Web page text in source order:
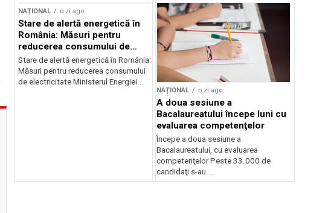
NAȚIONAL o zi ago
Stare de alertă energetică în
România: Măsuri pentru
reducerea consumului de
electricitate
Stare de alertă energetică în România:
Măsuri pentru reducerea consumului
de electricitate Ministerul Energiei...
NAȚIONAL o zi ago
A doua sesiune a
Bacalaureatului începe luni cu
evaluarea competenţelor
Începe a doua sesiune a
Bacalaureatului, cu evaluarea
competenţelor Peste 33.000 de
candidaţi s-au...